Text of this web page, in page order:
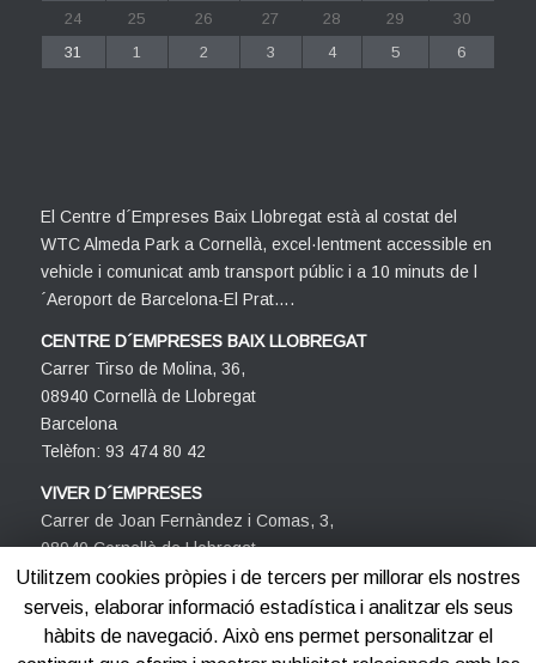
24
25 26 27 28 29
30
31
1 2 3 4 5 6
El Centre d´Empreses Baix Llobregat està al costat del
WTC Almeda Park a Cornellà, excel·lentment accessible en
vehicle i comunicat amb transport públic i a 10 minuts de l
´Aeroport de Barcelona-El Prat….
CENTRE D´EMPRESES BAIX LLOBREGAT
Carrer Tirso de Molina, 36,
08940 Cornellà de Llobregat
Barcelona
Telèfon: 93 474 80 42
VIVER D´EMPRESES
Carrer de Joan Fernàndez i Comas, 3,
08940 Cornellà de Llobregat
Barcelona
Telèfon: 93 474 80 42
Utilitzem cookies pròpies i de tercers per millorar els nostres
serveis, elaborar informació estadística i analitzar els seus
hàbits de navegació. Això ens permet personalitzar el